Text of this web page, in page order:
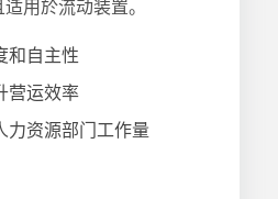
用於流动装置。
和自主性
营运效率
力资源部门工作量